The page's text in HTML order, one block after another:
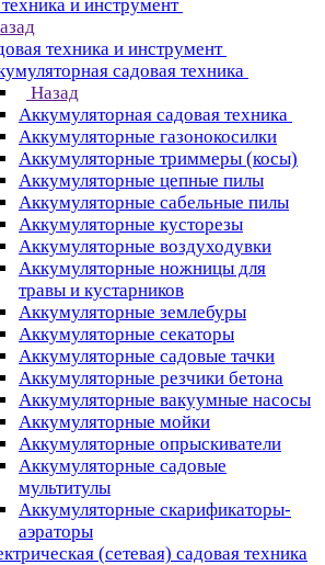
и инструмент
техника и инструмент
садовая техника
Назад
Аккумуляторная садовая техника
Аккумуляторные газонокосилки
Аккумуляторные триммеры (косы)
Аккумуляторные цепные пилы
Аккумуляторные сабельные пилы
Аккумуляторные кусторезы
Аккумуляторные воздуходувки
Аккумуляторные ножницы для
травы и кустарников
Аккумуляторные землебуры
Аккумуляторные секаторы
Аккумуляторные садовые тачки
Аккумуляторные резчики бетона
Аккумуляторные вакуумные насосы
Аккумуляторные мойки
Аккумуляторные опрыскиватели
Аккумуляторные садовые
мультитулы
Аккумуляторные скарификаторы-
аэраторы
(сетевая) садовая техника